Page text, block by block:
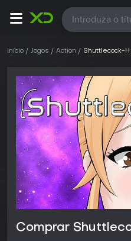
Todas
Início Jogos Action Shuttlecock-H
Comprar